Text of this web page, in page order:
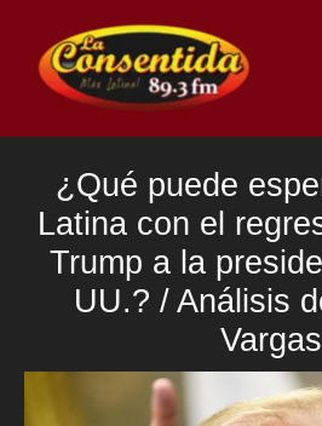
contenido
¿Qué puede
Latina con el
Trump a la
UU.? / Análisis
Vargas